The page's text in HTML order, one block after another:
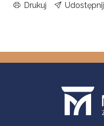
Drukuj Udostępnij